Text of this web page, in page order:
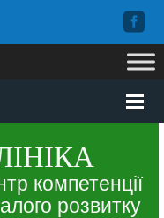
компетенції
розвитку